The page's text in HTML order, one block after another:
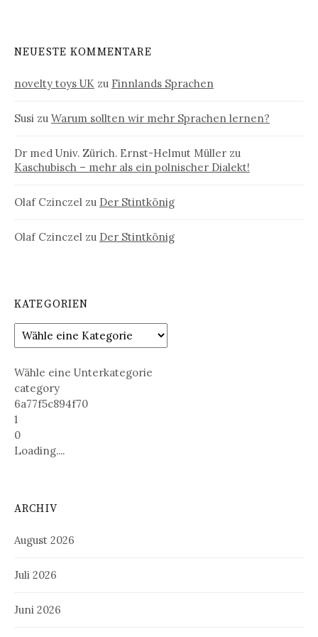
NEUESTE KOMMENTARE
novelty toys UK zu Finnlands Sprachen
Susi zu Warum sollten wir mehr Sprachen lernen?
Dr med Univ. Zürich. Ernst-Helmut Müller zu
Kaschubisch – mehr als ein polnischer Dialekt!
Olaf Czinczel zu Der Stintkönig
Olaf Czinczel zu Der Stintkönig
KATEGORIEN
Wähle eine Unterkategorie
category
6a77f5c894f70
1
0
Loading....
ARCHIV
August 2026
Juli 2026
Juni 2026